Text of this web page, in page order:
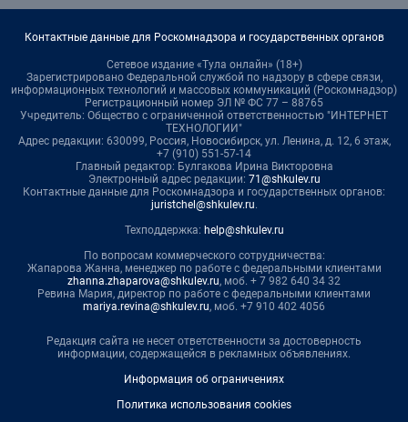
Контактные данные для Роскомнадзора и государственных органов
Сетевое издание «Тула онлайн» (18+)
Зарегистрировано Федеральной службой по надзору в сфере связи,
информационных технологий и массовых коммуникаций (Роскомнадзор)
Регистрационный номер ЭЛ № ФС 77 – 88765
Учредитель: Общество с ограниченной ответственностью "ИНТЕРНЕТ
ТЕХНОЛОГИИ"
Адрес редакции: 630099, Россия, Новосибирск, ул. Ленина, д. 12, 6 этаж,
+7 (910) 551-57-14
Главный редактор: Булгакова Ирина Викторовна
Электронный адрес редакции: 71@shkulev.ru
Контактные данные для Роскомнадзора и государственных органов:
juristchel@shkulev.ru.
Техподдержка: help@shkulev.ru
По вопросам коммерческого сотрудничества:
Жапарова Жанна, менеджер по работе с федеральными клиентами
zhanna.zhaparova@shkulev.ru, моб. + 7 982 640 34 32
Ревина Мария, директор по работе с федеральными клиентами
mariya.revina@shkulev.ru, моб. +7 910 402 4056
Редакция сайта не несет ответственности за достоверность
информации, содержащейся в рекламных объявлениях.
Информация об ограничениях
Политика использования cookies